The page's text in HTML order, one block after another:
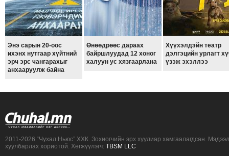
Энэ сарын 20-оос
ихэнх нутгаар хүйтний
эрч эрс чангарахыг
анхааруулж байна
Өнөөдрөөс дараах
байршлуудад 12 хоног
халуун ус хязгаарлана
Хүүхэлдэйн театр
дэлгэцийн урлагт
үзэж эхэллээ
2011-2026 “Чухал Ньюс” ХХК. Зохиогчийн эрх хуулиар хамгаалагдсан.
хуулбарлах хориотой. Хөгжүүлэгч: TBSM LLC